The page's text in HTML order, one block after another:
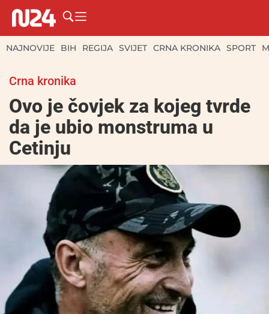
NAJNOVIJE BIH REGIJA SVIJET CRNA KRONIKA SPORT
Crna kronika
Ovo je čovjek za kojeg tvrde
da je ubio monstruma u
Cetinju